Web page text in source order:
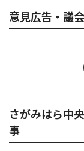
意見広告・議
さがみはら中
事